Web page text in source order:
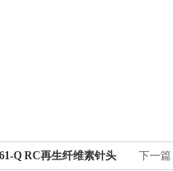
Q RC再生纤维素针头 下一篇